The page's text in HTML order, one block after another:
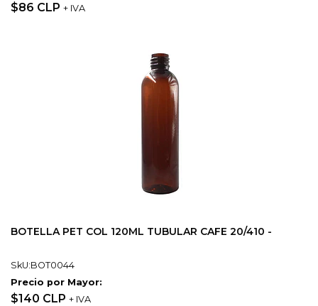
$86 CLP + IVA
BOTELLA PET COL 120ML TUBULAR CAFE 20/410 -
SkU:BOT0044
Precio por Mayor:
$140 CLP + IVA